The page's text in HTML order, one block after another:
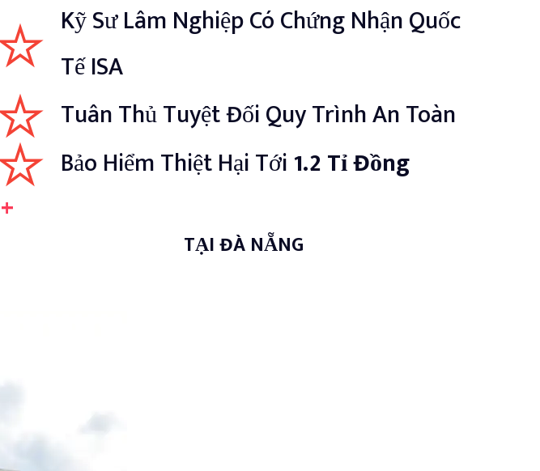
Kỹ Sư Lâm Nghiệp Có Chứng Nhận Quốc
Tế ISA
Tuân Thủ Tuyệt Đối Quy Trình An Toàn
Bảo Hiểm Thiệt Hại Tới 1.2 Tỉ Đồng
+
TẠI ĐÀ NẴNG